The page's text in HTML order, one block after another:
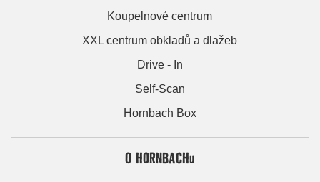
Koupelnové centrum
XXL centrum obkladů a dlažeb
Drive - In
Self-Scan
Hornbach Box
O HORNBACHu